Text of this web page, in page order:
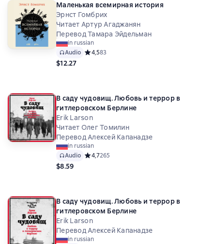
Маленькая всемирная история
Эрнст Гомбрих
Читает Артур Агаджанян
Перевод Тамара Эйдельман
in russian
Audio Средний рейтинг 4,5 на основе 83 оценок
4,583
$12.27
В саду чудовищ. Любовь и террор в
гитлеровском Берлине
Erik Larson
Читает Олег Томилин
Перевод Алексей Капанадзе
in russian
Audio Средний рейтинг 4,7 на основе 265 оценок
4,7265
$8.59
В саду чудовищ. Любовь и террор в
гитлеровском Берлине
Erik Larson
Перевод Алексей Капанадзе
in russian